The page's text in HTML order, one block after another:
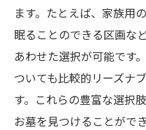
ます。たとえば、家族用
眠ることのできる区画な
あわせた選択が可能です
ついても比較的リーズナ
す。これらの豊富な選択
お墓を見つけることがで